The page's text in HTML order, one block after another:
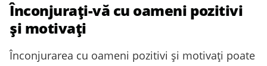
Înconjurați-vă cu oameni pozitivi
și motivați
Înconjurarea cu oameni pozitivi și motivați poate